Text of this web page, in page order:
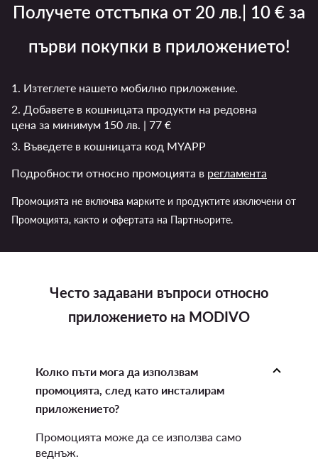
Често задавани въпроси относно
приложението на MODIVO
Колко пъти мога да използвам
промоцията, след като инсталирам
приложението?
Промоцията може да се използва само
веднъж.
Получете отстъпка от 20 лв.| 10 € за
първи покупки в приложението!
1. Изтеглете нашето мобилно приложение.
2. Добавете в кошницата продукти на редовна
цена за минимум 150 лв. | 77 €
3. Въведете в кошницата код MYAPP
Подробности относно промоцията в регламента
Промоцията не включва марките и продуктите изключени от
Промоцията, както и офертата на Партньорите.